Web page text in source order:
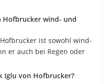
Hofbrucker wind- und
ist sowohl wind-
er auch bei Regen oder
Iglu von Hofbrucker?